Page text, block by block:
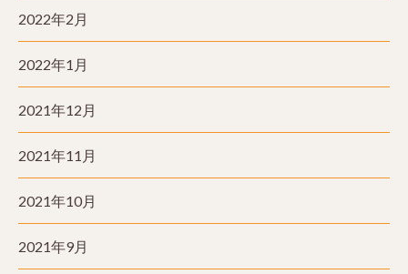
2022年2月
2022年1月
2021年12月
2021年11月
2021年10月
2021年9月